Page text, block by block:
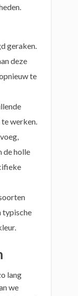
geraken.
deze
te
te werken.
de holle
typische
lang
we